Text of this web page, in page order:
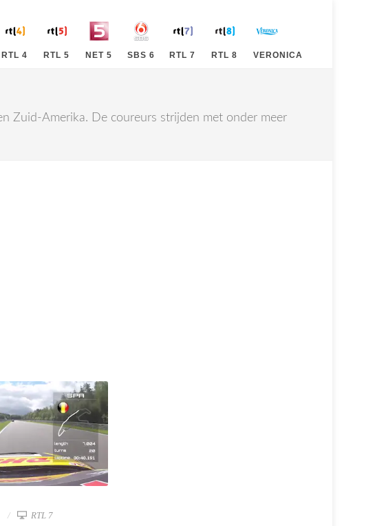
RTL 4 RTL 5 NET 5 SBS 6 RTL 7 RTL 8 VERONICA
Zuid-Amerika. De coureurs strijden met onder meer
RTL 7